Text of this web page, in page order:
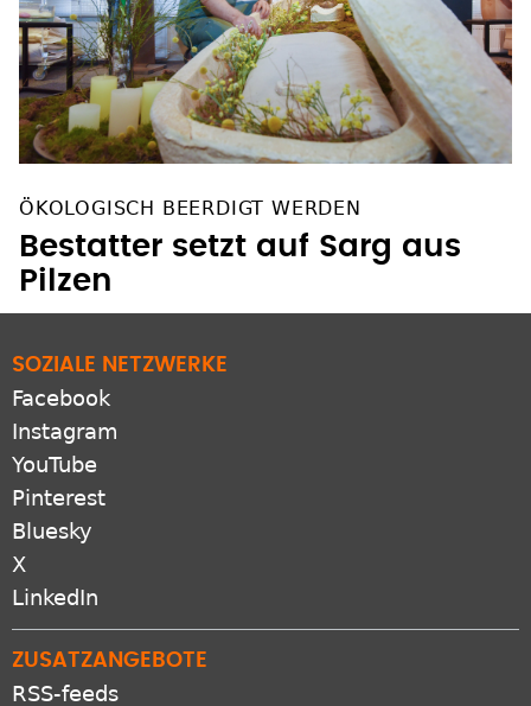
ÖKOLOGISCH BEERDIGT WERDEN
Bestatter setzt auf Sarg aus
Pilzen
SOZIALE NETZWERKE
Facebook
Instagram
YouTube
Pinterest
Bluesky
X
LinkedIn
ZUSATZANGEBOTE
RSS-feeds